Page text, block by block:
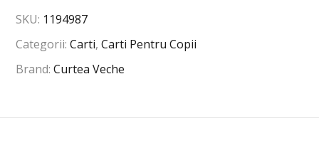
SKU: 1194987
Categorii:Carti,Carti Pentru Copii
Brand:Curtea Veche